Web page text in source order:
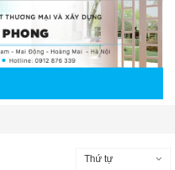
Thứ tự